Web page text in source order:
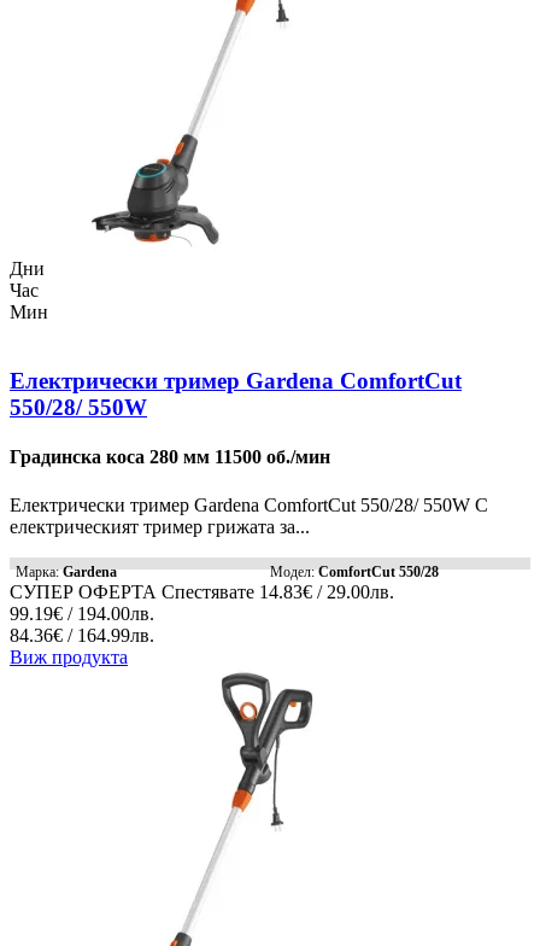
Дни
Час
Мин
Електрически тример Gardena ComfortCut
550/28/ 550W
Градинска коса 280 мм 11500 об./мин
Електрически тример Gardena ComfortCut 550/28/ 550W С
електрическият тример грижата за...
Марка:Gardena Модел:ComfortCut 550/28
СУПЕР ОФЕРТА Спестявате 14.83€ / 29.00лв.
99.19€ / 194.00лв.
84.36€ / 164.99лв.
Виж продукта